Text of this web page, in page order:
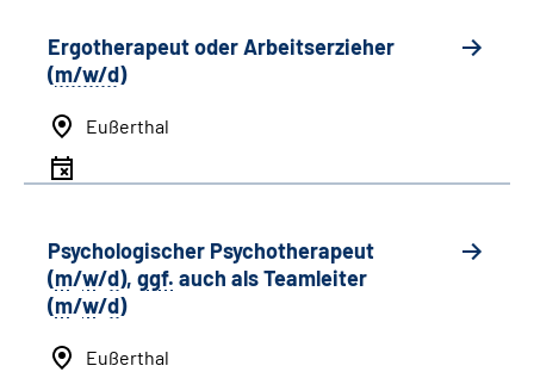
Ergotherapeut oder Arbeitserzieher
(m/w/d)
Eußerthal
Psychologischer Psychotherapeut
(m/w/d), ggf. auch alsTeamleiter
(m/w/d)
Eußerthal